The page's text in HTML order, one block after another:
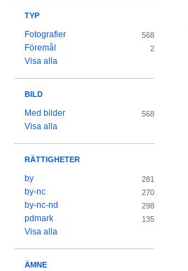
TYP
Fotografier 568
Föremål 2
Visa alla
BILD
Med bilder 568
Visa alla
RÄTTIGHETER
by 281
by-nc 270
by-nc-nd 298
pdmark 135
Visa alla
ÄMNE